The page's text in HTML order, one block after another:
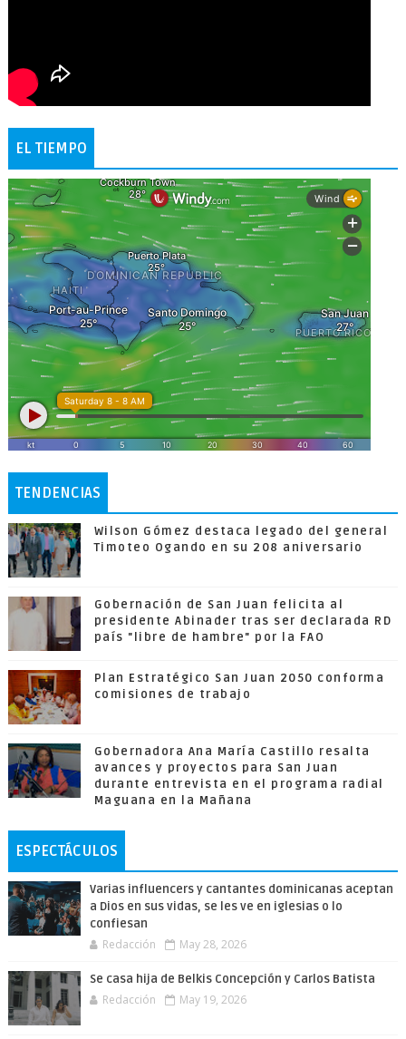
EL TIEMPO
TENDENCIAS
Wilson Gómez destaca legado del general
Timoteo Ogando en su 208 aniversario
Gobernación de San Juan felicita al
presidente Abinader tras ser declarada RD
país "libre de hambre" por la FAO
Plan Estratégico San Juan 2050 conforma
comisiones de trabajo
Gobernadora Ana María Castillo resalta
avances y proyectos para San Juan
durante entrevista en el programa radial
Maguana en la Mañana
ESPECTÁCULOS
Varias influencers y cantantes dominicanas aceptan
a Dios en sus vidas, se les ve en iglesias o lo
confiesan
Redacción May 28, 2026
Se casa hija de Belkis Concepción y Carlos Batista
Redacción May 19, 2026